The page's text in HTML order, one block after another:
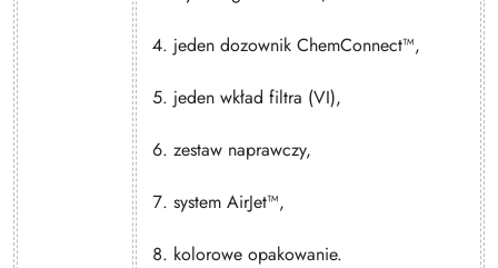
jeden dozownik ChemConnect™,
jeden wkład filtra (VI),
zestaw naprawczy,
system AirJet™,
kolorowe opakowanie.